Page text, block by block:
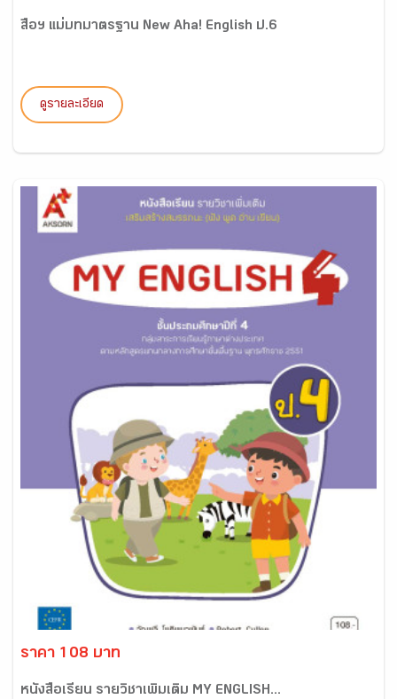
สื่อฯ แม่บทมาตรฐาน New Aha! English ป.6
ดูรายละเอียด
ราคา 108 บาท
หนังสือเรียน รายวิชาเพิ่มเติม MY ENGLISH...